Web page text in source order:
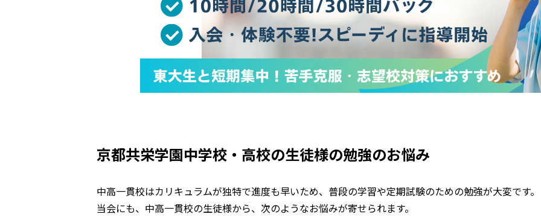
京都共栄学園中学校・高校の生徒様の勉強のお悩み
中高一貫校はカリキュラムが独特で進度も早いため、普段の学習や定期試験のための勉強が大変です。
当会にも、中高一貫校の生徒様から、次のようなお悩みが寄せられます。